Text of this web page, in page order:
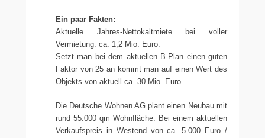
Ein paar Fakten:
Aktuelle Jahres-Nettokaltmiete bei voller
Vermietung: ca. 1,2 Mio. Euro.
Setzt man bei dem aktuellen B-Plan einen guten
Faktor von 25 an kommt man auf einen Wert des
Objekts von aktuell ca. 30 Mio. Euro.
Die Deutsche Wohnen AG plant einen Neubau mit
rund 55.000 qm Wohnfläche. Bei einem aktuellen
Verkaufspreis in Westend von ca. 5.000 Euro /